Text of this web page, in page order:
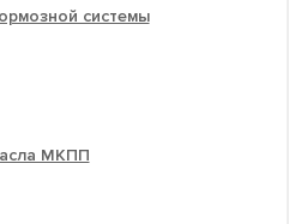
системы
МКПП